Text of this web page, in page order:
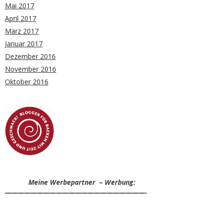
Mai 2017
April 2017
März 2017
Januar 2017
Dezember 2016
November 2016
Oktober 2016
Meine Werbepartner – Werbung:
——————————————————————-